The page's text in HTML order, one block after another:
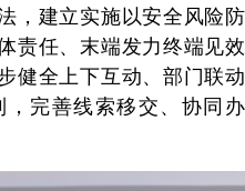
，建立实施以安全风险防
责任、末端发力终端见效
健全上下互动、部门联动
完善线索移交、协同办